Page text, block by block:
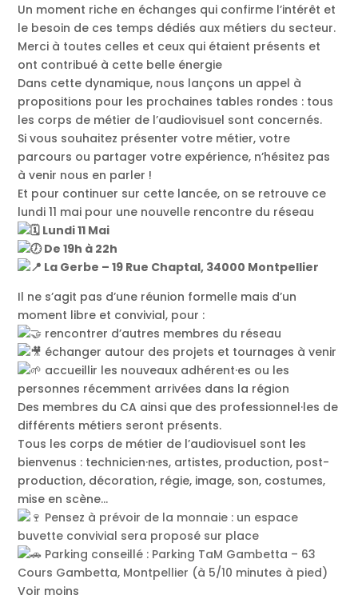
Un moment riche en échanges qui confirme l’intérêt et
le besoin de ces temps dédiés aux métiers du secteur.
Merci à toutes celles et ceux qui étaient présents et
ont contribué à cette belle énergie
Dans cette dynamique, nous lançons un appel à
propositions pour les prochaines tables rondes : tous
les corps de métier de l’audiovisuel sont concernés.
Si vous souhaitez présenter votre métier, votre
parcours ou partager votre expérience, n’hésitez pas
à venir nous en parler !
Et pour continuer sur cette lancée, on se retrouve ce
lundi 11 mai pour une nouvelle rencontre du réseau
Lundi 11 Mai
De 19h à 22h
La Gerbe – 19 Rue Chaptal, 34000 Montpellier
Il ne s’agit pas d’une réunion formelle mais d’un
moment libre et convivial, pour :
rencontrer d’autres membres du réseau
échanger autour des projets et tournages à venir
accueillir les nouveaux adhérent·es ou les
personnes récemment arrivées dans la région
Des membres du CA ainsi que des professionnel·les de
différents métiers seront présents.
Tous les corps de métier de l’audiovisuel sont les
bienvenus : technicien·nes, artistes, production, post-
production, décoration, régie, image, son, costumes,
mise en scène…
Pensez à prévoir de la monnaie : un espace
buvette convivial sera proposé sur place
Parking conseillé : Parking TaM Gambetta – 63
Cours Gambetta, Montpellier (à 5/10 minutes à pied)
Voir moins